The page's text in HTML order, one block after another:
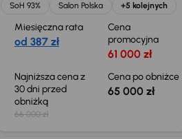
SoH 93%
Salon Polska +5 kolejnych
Miesięczna rata
od 387 zł
Cena
promocyjna
61 000 zł
Najniższa cena z
30 dni przed
obniżką
66 000 zł
Cena po obniżce
65 000 zł
Od nowego taniej o 34 907 zł